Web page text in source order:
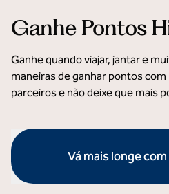
Ganhe Pontos
Ganhe quando viajar, jantar e
maneiras de ganhar pontos
parceiros e não deixe que mais
Vá mais longe